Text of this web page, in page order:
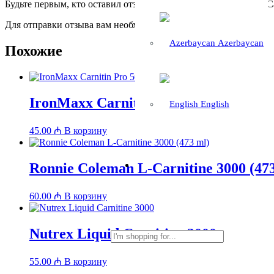
Azerbaycan
English
Будьте первым, кто оставил отзыв на «Gat Sport L-Carnitine 60
Для отправки отзыва вам необходимоавторизоваться
Похожие
IronMaxx Carnitin Pro 500ml
45.00 ₼ В корзину
Ronnie Coleman L-Carnitine 3000
60.00 ₼ В корзину
Nutrex Liquid Carnitine 3000
55.00 ₼ В корзину